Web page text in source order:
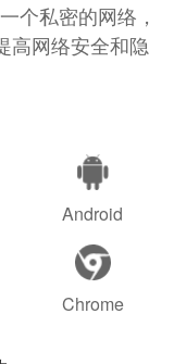
个私密的网络，
高网络安全和隐
Android
Chrome